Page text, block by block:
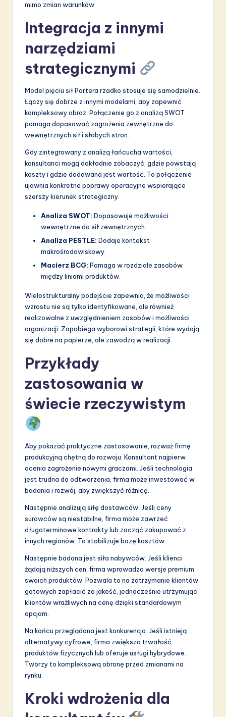
mimo zmian warunków.
Integracja z innymi
narzędziami
strategicznymi
Model pięciu sił Portera rzadko stosuje się samodzielnie.
Łączy się dobrze z innymi modelami, aby zapewnić
kompleksowy obraz. Połączenie go z analizą SWOT
pomaga dopasować zagrożenia zewnętrzne do
wewnętrznych sił i słabych stron.
Gdy zintegrowany z analizą łańcucha wartości,
konsultanci mogą dokładnie zobaczyć, gdzie powstają
koszty i gdzie dodawana jest wartość. To połączenie
ujawnia konkretne poprawy operacyjne wspierające
szerszy kierunek strategiczny.
Analiza SWOT: Dopasowuje możliwości
wewnętrzne do sił zewnętrznych.
Analiza PESTLE: Dodaje kontekst
makrośrodowiskowy.
Macierz BCG: Pomaga w rozdziale zasobów
między liniami produktów.
Wielostrukturalny podejście zapewnia, że możliwości
wzrostu nie są tylko identyfikowane, ale również
realizowalne z uwzględnieniem zasobów i możliwości
organizacji. Zapobiega wyborowi strategii, które wydają
się dobre na papierze, ale zawodzą w realizacji.
Przykłady
zastosowania w
świecie rzeczywistym
Aby pokazać praktyczne zastosowanie, rozważ firmę
produkcyjną chętną do rozwoju. Konsultant najpierw
ocenia zagrożenie nowymi graczami. Jeśli technologia
jest trudna do odtworzenia, firma może inwestować w
badania i rozwój, aby zwiększyć różnicę.
Następnie analizują siłę dostawców. Jeśli ceny
surowców są niestabilne, firma może zawrzeć
długoterminowe kontrakty lub zacząć zakupować z
innych regionów. To stabilizuje bazę kosztów.
Następnie badana jest siła nabywców. Jeśli klienci
żądają niższych cen, firma wprowadza wersje premium
swoich produktów. Pozwala to na zatrzymanie klientów
gotowych zapłacić za jakość, jednocześnie utrzymując
klientów wrażliwych na cenę dzięki standardowym
opcjom.
Na końcu przeglądana jest konkurencja. Jeśli istnieją
alternatywy cyfrowe, firma zwiększa trwałość
produktów fizycznych lub oferuje usługi hybrydowe.
Tworzy to kompleksową obronę przed zmianami na
rynku.
Kroki wdrożenia dla